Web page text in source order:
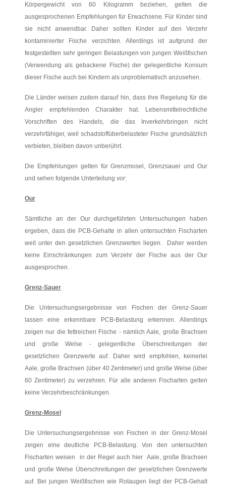
Körpergewicht von 60 Kilogramm beziehen, gelten die
ausgesprochenen Empfehlungen für Erwachsene. Für Kinder sind
sie nicht anwendbar. Daher sollten Kinder auf den Verzehr
kontaminierter Fische verzichten. Allerdings ist aufgrund der
festgestellten sehr geringen Belastungen von jungen Weißfischen
(Verwendung als gebackene Fische) der gelegentliche Konsum
dieser Fische auch bei Kindern als unproblematisch anzusehen.
Die Länder weisen zudem darauf hin, dass ihre Regelung für die
Angler empfehlenden Charakter hat. Lebensmittelrechtliche
Vorschriften des Handels, die das Inverkehrbringen nicht
verzehrfähiger, weil schadstoffüberbelasteter Fische grundsätzlich
verbieten, bleiben davon unberührt.
Die Empfehlungen gelten für Grenzmosel, Grenzsauer und Our
und sehen folgende Unterteilung vor:
Our
Sämtliche an der Our durchgeführten Untersuchungen haben
ergeben, dass die PCB-Gehalte in allen untersuchten Fischarten
weit unter den gesetzlichen Grenzwerten liegen. Daher werden
keine Einschränkungen zum Verzehr der Fische aus der Our
ausgesprochen.
Grenz-Sauer
Die Untersuchungsergebnisse von Fischen der Grenz-Sauer
lassen eine erkennbare PCB-Belastung erkennen. Allerdings
zeigen nur die fettreichen Fische - nämlich Aale, große Brachsen
und große Welse - gelegentliche Überschreitungen der
gesetzlichen Grenzwerte auf. Daher wird empfohlen, keinerlei
Aale, große Brachsen (über 40 Zentimeter) und große Welse (über
60 Zentimeter) zu verzehren. Für alle anderen Fischarten gelten
keine Verzehrbeschränkungen.
Grenz-Mosel
Die Untersuchungsergebnisse von Fischen in der Grenz-Mosel
zeigen eine deutliche PCB-Belastung. Von den untersuchten
Fischarten weisen in der Regel auch hier Aale, große Brachsen
und große Welse Überschreitungen der gesetzlichen Grenzwerte
auf. Bei jungen Weißfischen wie Rotaugen liegt der PCB-Gehalt